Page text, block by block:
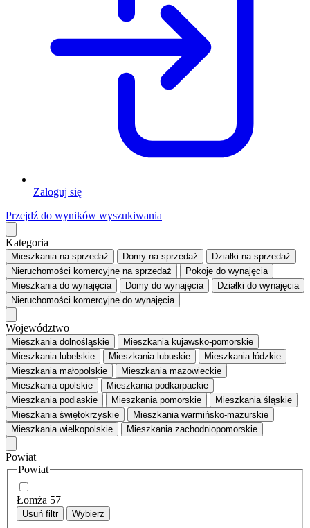
Zaloguj się
Przejdź do wyników wyszukiwania
Kategoria
Mieszkaniana sprzedaż Domy na sprzedaż Działki na sprzedaż
Nieruchomości komercyjne na sprzedaż Pokoje do wynajęcia
Mieszkaniado wynajęcia Domy do wynajęcia Działki do wynajęcia
Nieruchomości komercyjne do wynajęcia
Województwo
Mieszkania dolnośląskie
Mieszkania kujawsko-pomorskie
Mieszkania lubelskie
Mieszkania lubuskie
Mieszkania łódzkie
Mieszkania małopolskie
Mieszkania mazowieckie
Mieszkania opolskie
Mieszkania podkarpackie
Mieszkania podlaskie
Mieszkania pomorskie
Mieszkania śląskie
Mieszkania świętokrzyskie
Mieszkania warmińsko-mazurskie
Mieszkania wielkopolskie
Mieszkania zachodniopomorskie
Powiat
Powiat
Łomża 57
Usuń filtr Wybierz